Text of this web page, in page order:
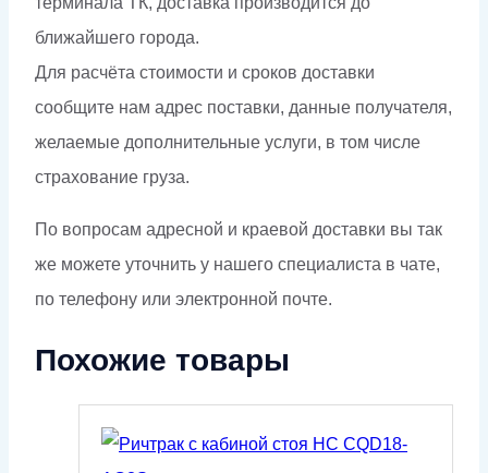
ближайшего города.
Для расчёта стоимости и сроков доставки
сообщите нам адрес поставки, данные получателя,
желаемые дополнительные услуги, в том числе
страхование груза.
По вопросам адресной и краевой доставки вы так
же можете уточнить у нашего специалиста в чате,
по телефону или электронной почте.
Похожие товары